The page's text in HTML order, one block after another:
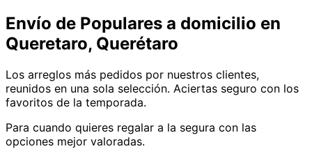
Envío de Populares a domicilio en
Queretaro, Querétaro
Los arreglos más pedidos por nuestros clientes,
reunidos en una sola selección. Aciertas seguro con los
favoritos de la temporada.
Para cuando quieres regalar a la segura con las
opciones mejor valoradas.